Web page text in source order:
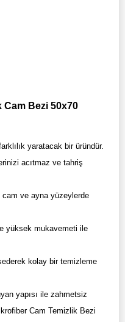
Cam Bezi 50x70
yaratacak bir üründür.
acıtmaz ve tahriş
cam ve ayna yüzeylerde
yüksek mukavemeti ile
kolay bir temizleme
yapısı ile zahmetsiz
Cam Temizlik Bezi